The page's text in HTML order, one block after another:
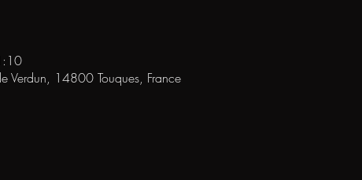
Verdun, 14800 Touques, France